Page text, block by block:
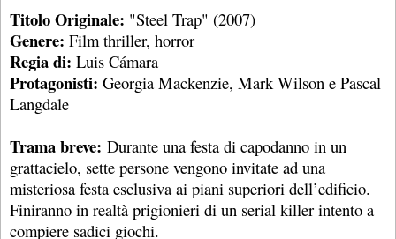
Titolo Originale: "Steel Trap" (2007)
Genere: Film thriller, horror
Regia di: Luis Cámara
Protagonisti: Georgia Mackenzie, Mark Wilson e Pascal
Langdale
Trama breve: Durante una festa di capodanno in un
grattacielo, sette persone vengono invitate ad una
misteriosa festa esclusiva ai piani superiori dell’edificio.
Finiranno in realtà prigionieri di un serial killer intento a
compiere sadici giochi.